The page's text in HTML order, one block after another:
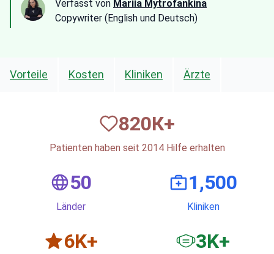
Verfasst von Mariia Mytrofankina
Copywriter (English und Deutsch)
Vorteile Kosten Kliniken Ärzte
820К+
Patienten haben seit 2014 Hilfe erhalten
50
Länder
1,500
Kliniken
6K+ 3K+